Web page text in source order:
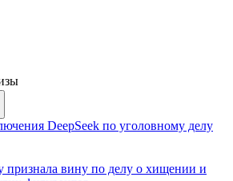
DeepSeek по уголовному делу
признала вину по делу о хищении и